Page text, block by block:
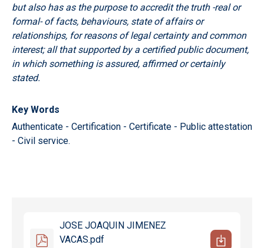
but also has as the purpose to accredit the truth -real or
formal- of facts, behaviours, state of affairs or
relationships, for reasons of legal certainty and common
interest; all that supported by a certified public document,
in which something is assured, affirmed or certainly
stated.
Key Words
Authenticate - Certification - Certificate - Public attestation
- Civil service.
JOSE JOAQUIN JIMENEZ
VACAS.pdf